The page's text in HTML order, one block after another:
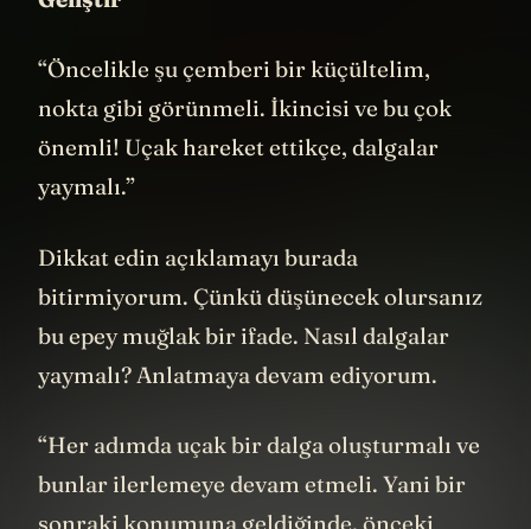
“Öncelikle şu çemberi bir küçültelim,
nokta gibi görünmeli. İkincisi ve bu çok
önemli! Uçak hareket ettikçe, dalgalar
Dikkat edin açıklamayı burada
bitirmiyorum. Çünkü düşünecek olursanız
bu epey muğlak bir ifade. Nasıl dalgalar
“Her adımda uçak bir dalga oluşturmalı ve
bunlar ilerlemeye devam etmeli. Yani bir